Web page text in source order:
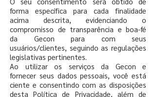
forma específica para cada finalidade
acima descrita, evidenciando o
compromisso de transparência e boa-fé
da Gecon para com seus
usuários/clientes, seguindo as regulações
legislativas pertinentes.
Ao utilizar os serviços da Gecon e
fornecer seus dados pessoais, você está
ciente e consentindo com as disposições
desta Política de Privacidade, além de